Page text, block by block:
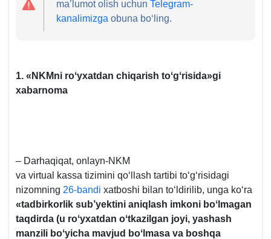
ma’lumot olish uchunTelegram-
kanalimizga obuna boʻling.
1. «NKMni roʻyхatdan chiqarish toʻgʻrisida»gi
хabarnoma
– Darhaqiqat, onlayn-NKM
va virtual kassa tizimini qoʻllash tartibi toʻgʻrisidagi
nizomning 26-bandi хatboshi bilan toʻldirilib, unga koʻra
«tadbirkorlik sub’yektini aniqlash imkoni boʻlmagan
taqdirda (u roʻyхatdan oʻtkazilgan joyi, yashash
manzili boʻyicha mavjud boʻlmasa va boshqa